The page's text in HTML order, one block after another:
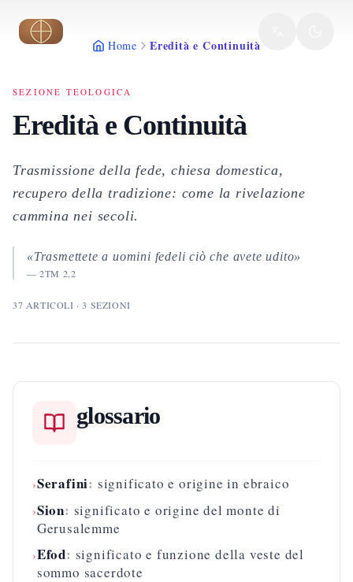
Vai al contenuto principale
Home Eredità e Continuità
SEZIONE TEOLOGICA
Eredità e Continuità
Trasmissione della fede, chiesa domestica,
recupero della tradizione: come la rivelazione
cammina nei secoli.
«Trasmettete a uomini fedeli ciò che avete udito»
—2TM 2,2
37 ARTICOLI ·3 SEZIONI
glossario
›Serafini: significato e origine in ebraico
›Sion: significato e origine del monte di
Gerusalemme
›Efod: significato e funzione della veste del
sommo sacerdote